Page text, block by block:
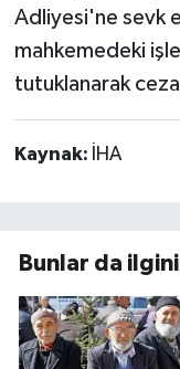
Adliyesi'ne sevk
mahkemedeki
tutuklanarak
Kaynak: İHA
Bunlar da